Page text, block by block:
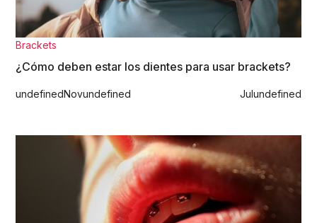
Brackets
¿Cómo deben estar los dientes para usar brackets?
undefinedNovundefined Julundefined